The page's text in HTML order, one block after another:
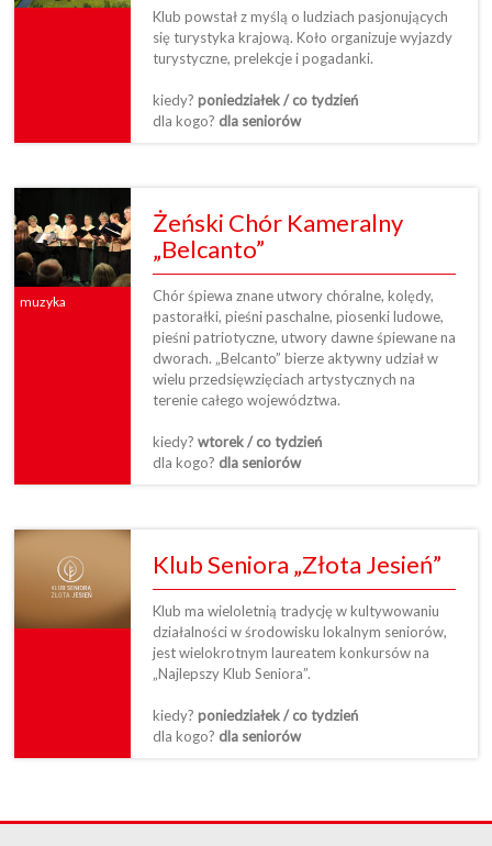
Klub powstał z myślą o ludziach pasjonujących
się turystyka krajową. Koło organizuje wyjazdy
turystyczne, prelekcje i pogadanki.
kiedy? poniedziałek / co tydzień
dla kogo? dla seniorów
muzyka
Żeński Chór Kameralny
„Belcanto”
Chór śpiewa znane utwory chóralne, kolędy,
pastorałki, pieśni paschalne, piosenki ludowe,
pieśni patriotyczne, utwory dawne śpiewane na
dworach. „Belcanto” bierze aktywny udział w
wielu przedsięwzięciach artystycznych na
terenie całego województwa.
kiedy? wtorek / co tydzień
dla kogo? dla seniorów
Klub Seniora „Złota Jesień”
Klub ma wieloletnią tradycję w kultywowaniu
działalności w środowisku lokalnym seniorów,
jest wielokrotnym laureatem konkursów na
„Najlepszy Klub Seniora”.
kiedy? poniedziałek / co tydzień
dla kogo? dla seniorów